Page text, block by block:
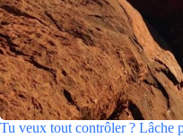
Tu veux tout contrôler ? Lâche